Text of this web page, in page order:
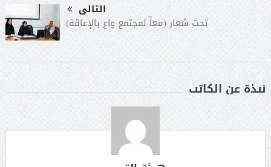
التالى
تحت شعار (معاً لمجتمع واع بالإعاقة)
نبذة عن الكاتب